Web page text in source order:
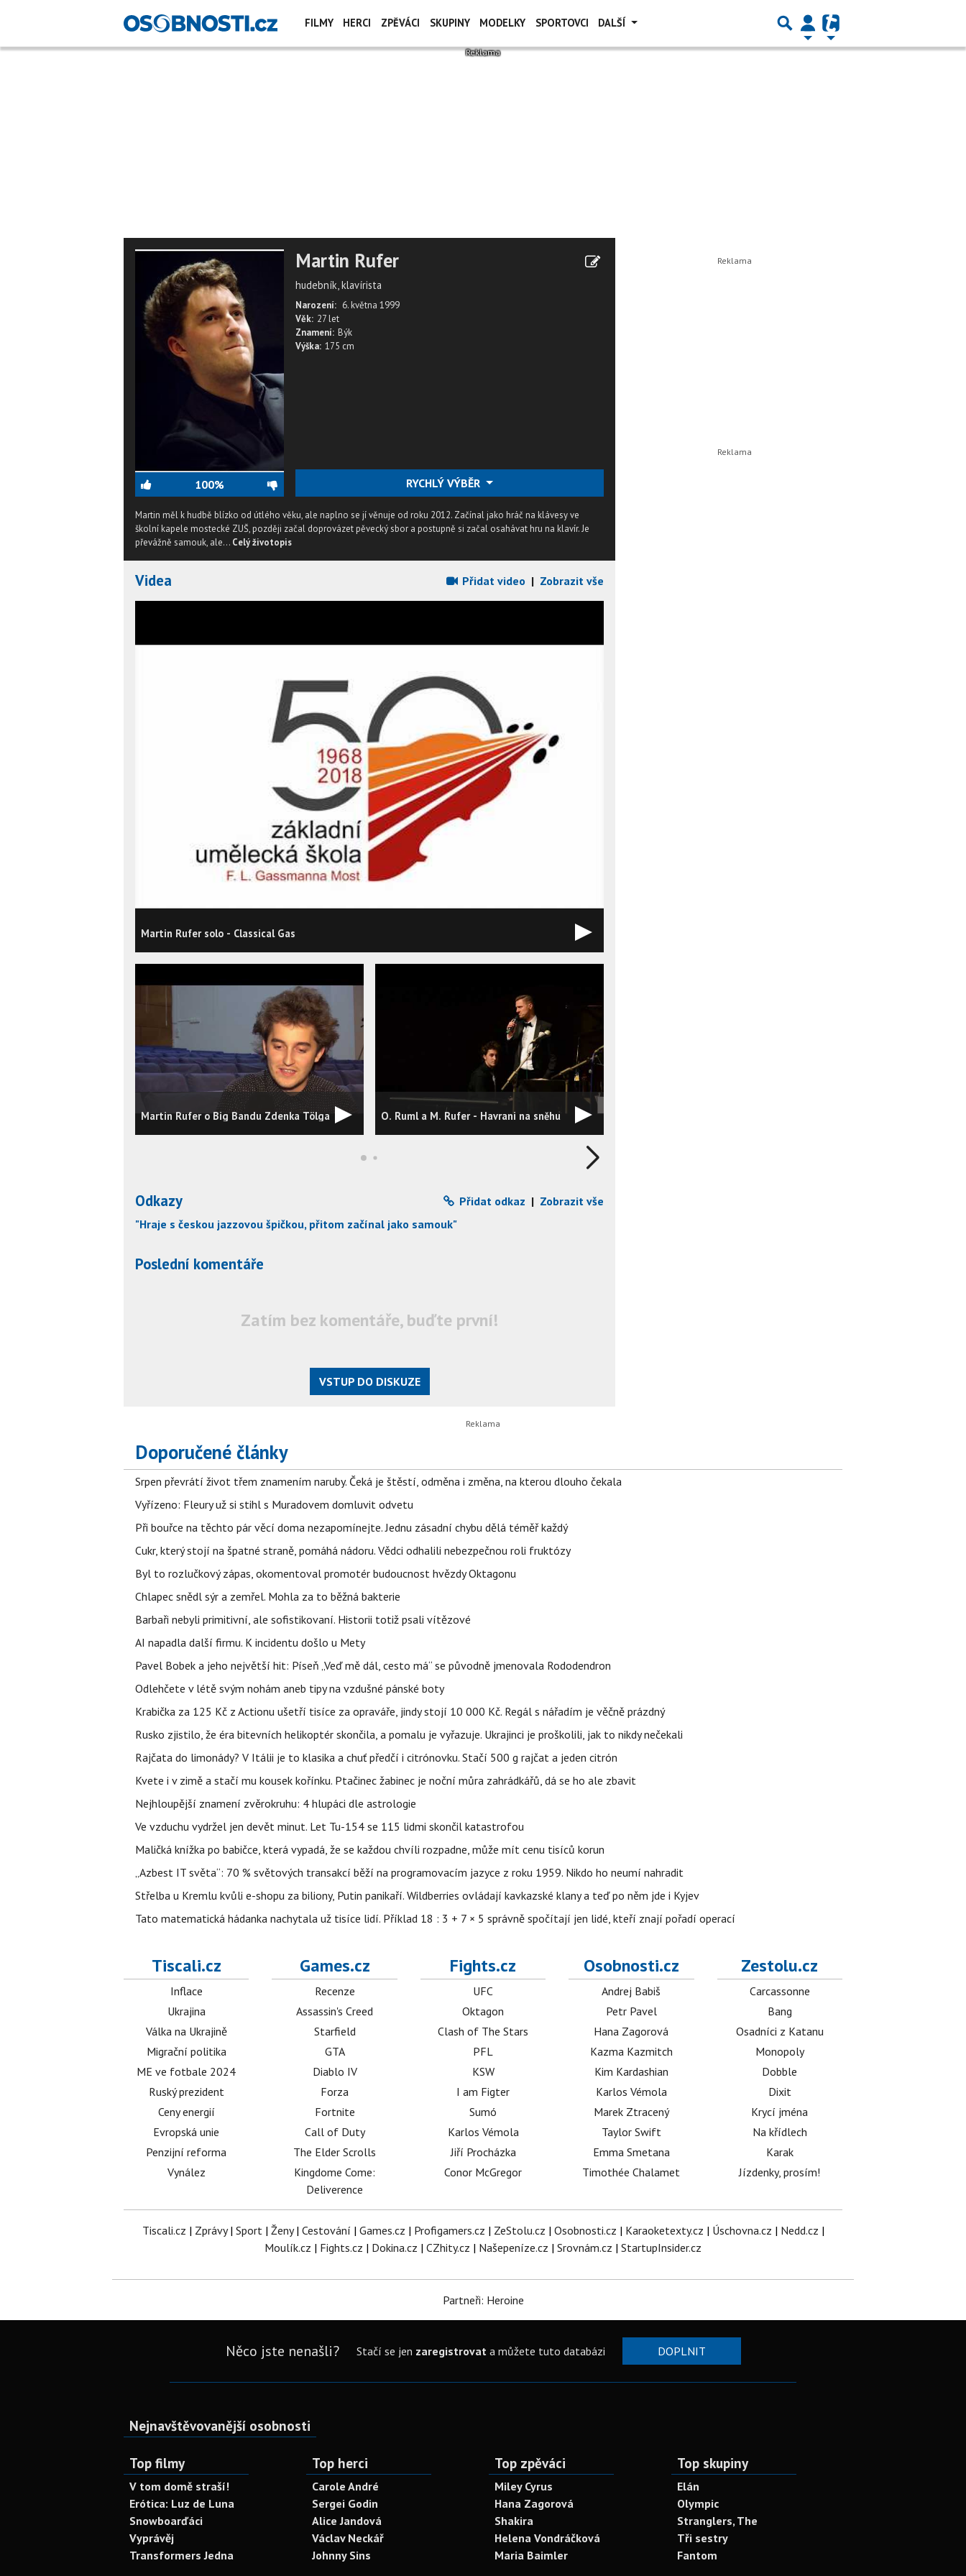
FILMY HERCI ZPĚVÁCI SKUPINY MODELKY SPORTOVCI DALŠÍ
100%
Martin Rufer
hudebník, klavírista
Narození: 6. května 1999
Věk: 27 let
Znamení: Býk
Výška: 175 cm
RYCHLÝ VÝBĚR
Martin měl k hudbě blízko od útlého věku, ale naplno se jí věnuje od roku 2012. Začínal jako hráč na klávesy ve
školní kapele mostecké ZUŠ, později začal doprovázet pěvecký sbor a postupně si začal osahávat hru na klavír. Je
převážně samouk, ale... Celý životopis
Videa Přidat video | Zobrazit vše
Martin Rufer solo - Classical Gas
Martin Rufer o Big Bandu Zdenka Tölga O. Ruml a M. Rufer - Havrani na sněhu
Odkazy Přidat odkaz | Zobrazit vše
"Hraje s českou jazzovou špičkou, přitom začínal jako samouk"
Poslední komentáře
Zatím bez komentáře, buďte první!
VSTUP DO DISKUZE
Doporučené články
Srpen převrátí život třem znamením naruby. Čeká je štěstí, odměna i změna, na kterou dlouho čekala
Vyřízeno: Fleury už si stihl s Muradovem domluvit odvetu
Při bouřce na těchto pár věcí doma nezapomínejte. Jednu zásadní chybu dělá téměř každý
Cukr, který stojí na špatné straně, pomáhá nádoru. Vědci odhalili nebezpečnou roli fruktózy
Byl to rozlučkový zápas, okomentoval promotér budoucnost hvězdy Oktagonu
Chlapec snědl sýr a zemřel. Mohla za to běžná bakterie
Barbaři nebyli primitivní, ale sofistikovaní. Historii totiž psali vítězové
AI napadla další firmu. K incidentu došlo u Mety
Pavel Bobek a jeho největší hit: Píseň „Veď mě dál, cesto má“ se původně jmenovala Rododendron
Odlehčete v létě svým nohám aneb tipy na vzdušné pánské boty
Krabička za 125 Kč z Actionu ušetří tisíce za opraváře, jindy stojí 10 000 Kč. Regál s nářadím je věčně prázdný
Rusko zjistilo, že éra bitevních helikoptér skončila, a pomalu je vyřazuje. Ukrajinci je proškolili, jak to nikdy nečekali
Rajčata do limonády? V Itálii je to klasika a chuť předčí i citrónovku. Stačí 500 g rajčat a jeden citrón
Kvete i v zimě a stačí mu kousek kořínku. Ptačinec žabinec je noční můra zahrádkářů, dá se ho ale zbavit
Nejhloupější znamení zvěrokruhu: 4 hlupáci dle astrologie
Ve vzduchu vydržel jen devět minut. Let Tu-154 se 115 lidmi skončil katastrofou
Maličká knížka po babičce, která vypadá, že se každou chvíli rozpadne, může mít cenu tisíců korun
„Azbest IT světa“: 70 % světových transakcí běží na programovacím jazyce z roku 1959. Nikdo ho neumí nahradit
Střelba u Kremlu kvůli e-shopu za biliony, Putin panikaří. Wildberries ovládají kavkazské klany a teď po něm jde i Kyjev
Tato matematická hádanka nachytala už tisíce lidí. Příklad 18 : 3 + 7 × 5 správně spočítají jen lidé, kteří znají pořadí operací
Tiscali.cz
Inflace
Ukrajina
Válka na Ukrajině
Migrační politika
ME ve fotbale 2024
Ruský prezident
Ceny energií
Evropská unie
Penzijní reforma
Vynález
Games.cz
Recenze
Assassin's Creed
Starfield
GTA
Diablo IV
Forza
Fortnite
Call of Duty
The Elder Scrolls
Kingdome Come:
Deliverence
Fights.cz
UFC
Oktagon
Clash of The Stars
PFL
KSW
I am Figter
Sumó
Karlos Vémola
Jiří Procházka
Conor McGregor
Osobnosti.cz
Andrej Babiš
Petr Pavel
Hana Zagorová
Kazma Kazmitch
Kim Kardashian
Karlos Vémola
Marek Ztracený
Taylor Swift
Emma Smetana
Timothée Chalamet
Zestolu.cz
Carcassonne
Bang
Osadníci z Katanu
Monopoly
Dobble
Dixit
Krycí jména
Na křídlech
Karak
Jízdenky, prosím!
Tiscali.cz | Zprávy| Sport| Ženy| Cestování | Games.cz | Profigamers.cz | ZeStolu.cz | Osobnosti.cz | Karaoketexty.cz | Úschovna.cz | Nedd.cz |
Moulík.cz | Fights.cz | Dokina.cz | CZhity.cz | Našepeníze.cz | Srovnám.cz | StartupInsider.cz
Partneři: Heroine
Něco jste nenašli? Stačí se jen zaregistrovata můžete tuto databázi DOPLNIT
Nejnavštěvovanější osobnosti
Top filmy
V tom domě straší!
Erótica: Luz de Luna
Snowboarďáci
Vyprávěj
Transformers Jedna
Top herci
Carole André
Sergei Godin
Alice Jandová
Václav Neckář
Johnny Sins
Top zpěváci
Miley Cyrus
Hana Zagorová
Shakira
Helena Vondráčková
Maria Baimler
Top skupiny
Elán
Olympic
Stranglers, The
Tři sestry
Fantom